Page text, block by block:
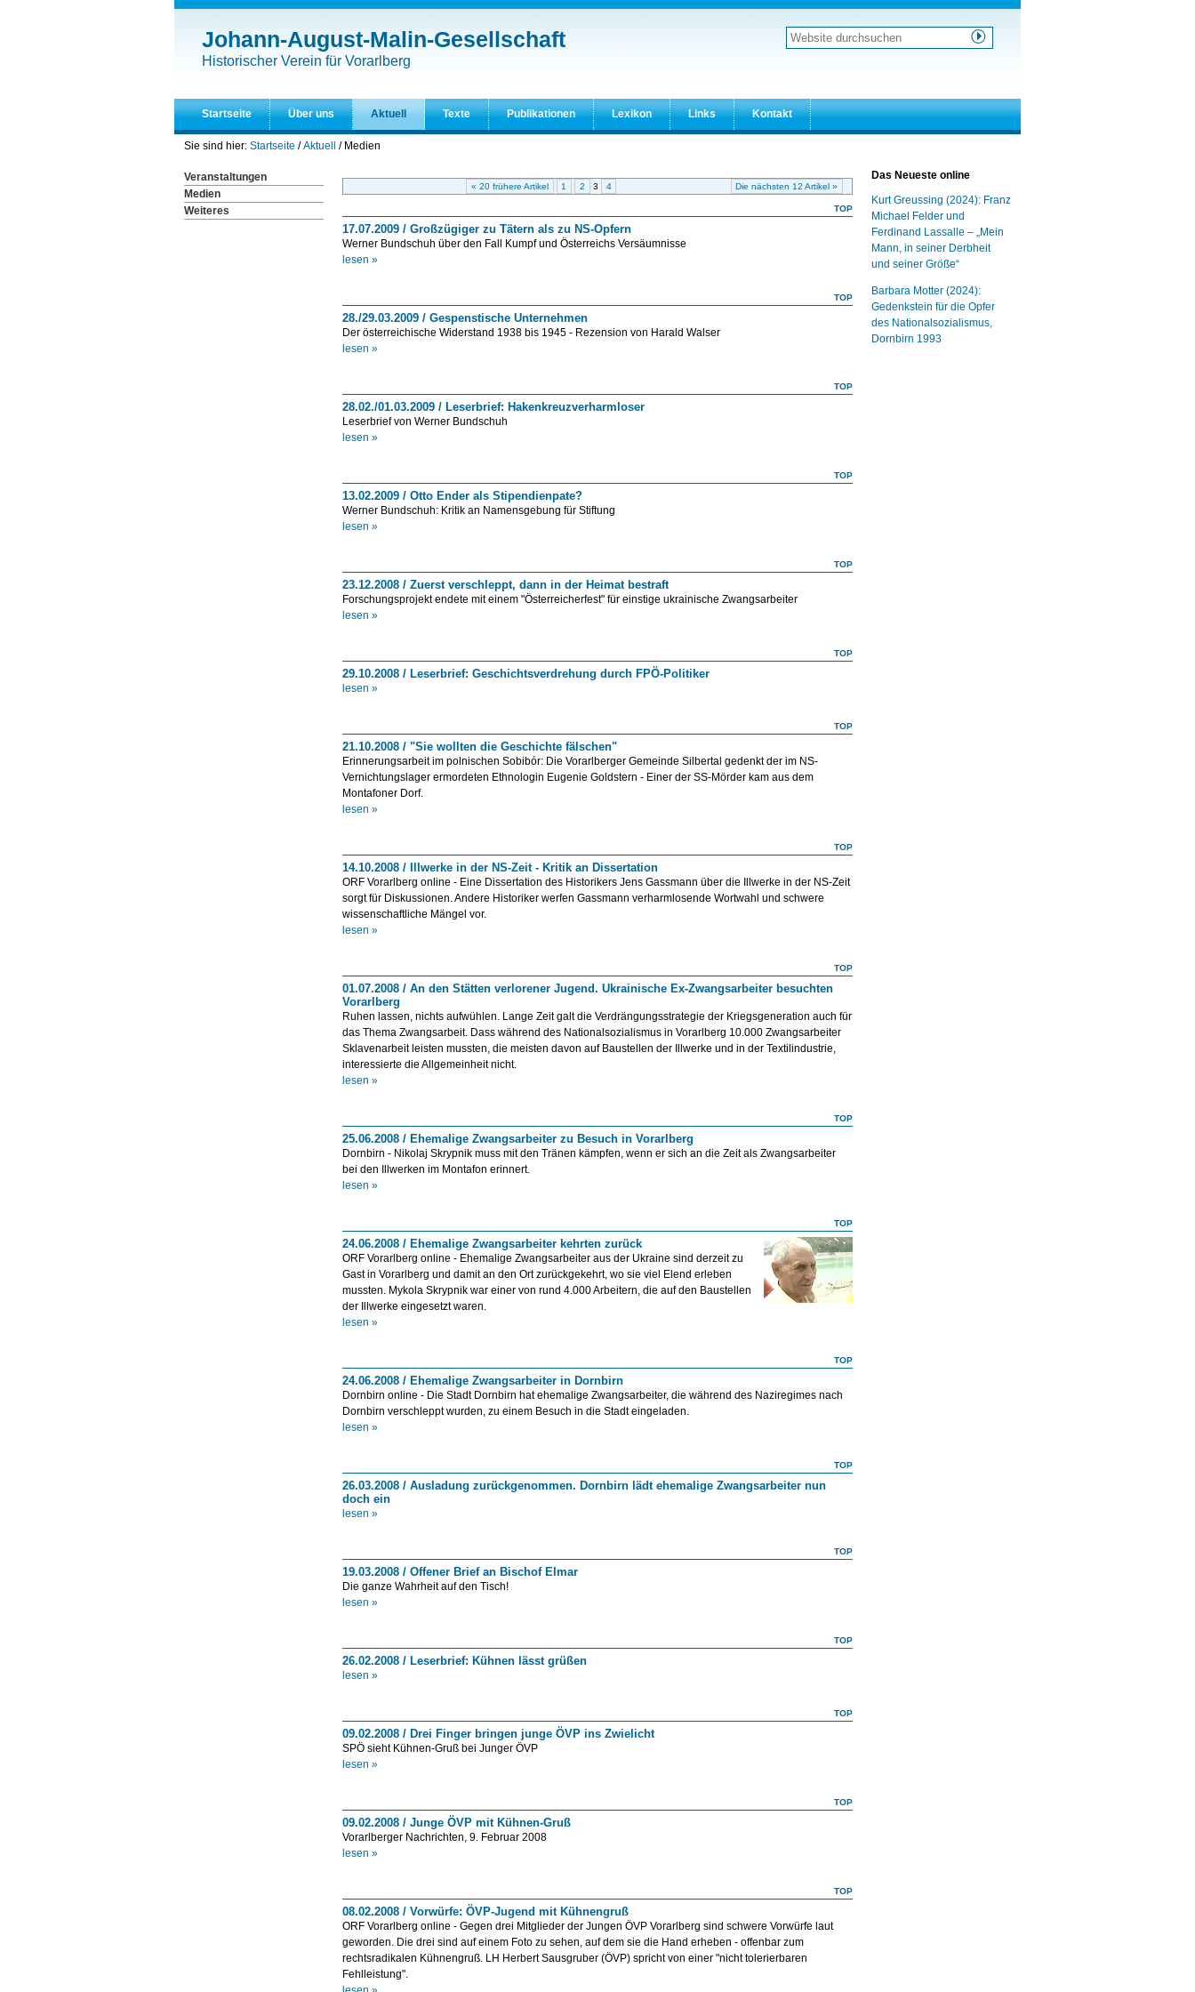
Direkt
Inhalt
Navigation
Website
durchsuchen
Startseite Über uns Aktuell Texte Publikationen Lexikon Links Kontakt
Johann-August-Malin-Gesellschaft
Historischer Verein für Vorarlberg
Benutzerspezifische
Sie sind hier: Startseite /Aktuell / Medien
« 20 frühere Artikel Die nächsten 12 Artikel »
1 2 3 4
17.07.2009 / Großzügiger zu Tätern als zu NS-Opfern
Werner Bundschuh über den Fall Kumpf und Österreichs Versäumnisse
lesen »
TOP
28./29.03.2009 / Gespenstische Unternehmen
Der österreichische Widerstand 1938 bis 1945 - Rezension von Harald Walser
lesen »
TOP
28.02./01.03.2009 / Leserbrief: Hakenkreuzverharmloser
Leserbrief von Werner Bundschuh
lesen »
TOP
13.02.2009 / Otto Ender als Stipendienpate?
Werner Bundschuh: Kritik an Namensgebung für Stiftung
lesen »
TOP
23.12.2008 / Zuerst verschleppt, dann in der Heimat bestraft
Forschungsprojekt endete mit einem "Österreicherfest" für einstige ukrainische Zwangsarbeiter
lesen »
TOP
29.10.2008 / Leserbrief: Geschichtsverdrehung durch FPÖ-Politiker
lesen »
TOP
21.10.2008 / "Sie wollten die Geschichte fälschen"
Erinnerungsarbeit im polnischen Sobibór: Die Vorarlberger Gemeinde Silbertal gedenkt der im NS-
Vernichtungslager ermordeten Ethnologin Eugenie Goldstern - Einer der SS-Mörder kam aus dem
Montafoner Dorf.
lesen »
TOP
14.10.2008 / Illwerke in der NS-Zeit - Kritik an Dissertation
ORF Vorarlberg online - Eine Dissertation des Historikers Jens Gassmann über die Illwerke in der NS-Zeit
sorgt für Diskussionen. Andere Historiker werfen Gassmann verharmlosende Wortwahl und schwere
wissenschaftliche Mängel vor.
lesen »
TOP
01.07.2008 / An den Stätten verlorener Jugend. Ukrainische Ex-Zwangsarbeiter besuchten
Vorarlberg
Ruhen lassen, nichts aufwühlen. Lange Zeit galt die Verdrängungsstrategie der Kriegsgeneration auch für
das Thema Zwangsarbeit. Dass während des Nationalsozialismus in Vorarlberg 10.000 Zwangsarbeiter
Sklavenarbeit leisten mussten, die meisten davon auf Baustellen der Illwerke und in der Textilindustrie,
interessierte die Allgemeinheit nicht.
lesen »
TOP
25.06.2008 / Ehemalige Zwangsarbeiter zu Besuch in Vorarlberg
Dornbirn - Nikolaj Skrypnik muss mit den Tränen kämpfen, wenn er sich an die Zeit als Zwangsarbeiter
bei den Illwerken im Montafon erinnert.
lesen »
TOP
24.06.2008 / Ehemalige Zwangsarbeiter kehrten zurück
ORF Vorarlberg online - Ehemalige Zwangsarbeiter aus der Ukraine sind derzeit zu
Gast in Vorarlberg und damit an den Ort zurückgekehrt, wo sie viel Elend erleben
mussten. Mykola Skrypnik war einer von rund 4.000 Arbeitern, die auf den Baustellen
der Illwerke eingesetzt waren.
lesen »
TOP
24.06.2008 / Ehemalige Zwangsarbeiter in Dornbirn
Dornbirn online - Die Stadt Dornbirn hat ehemalige Zwangsarbeiter, die während des Naziregimes nach
Dornbirn verschleppt wurden, zu einem Besuch in die Stadt eingeladen.
lesen »
TOP
26.03.2008 / Ausladung zurückgenommen. Dornbirn lädt ehemalige Zwangsarbeiter nun
doch ein
lesen »
TOP
19.03.2008 / Offener Brief an Bischof Elmar
Die ganze Wahrheit auf den Tisch!
lesen »
TOP
26.02.2008 / Leserbrief: Kühnen lässt grüßen
lesen »
TOP
09.02.2008 / Drei Finger bringen junge ÖVP ins Zwielicht
SPÖ sieht Kühnen-Gruß bei Junger ÖVP
lesen »
TOP
09.02.2008 / Junge ÖVP mit Kühnen-Gruß
Vorarlberger Nachrichten, 9. Februar 2008
lesen »
TOP
08.02.2008 / Vorwürfe: ÖVP-Jugend mit Kühnengruß
ORF Vorarlberg online - Gegen drei Mitglieder der Jungen ÖVP Vorarlberg sind schwere Vorwürfe laut
geworden. Die drei sind auf einem Foto zu sehen, auf dem sie die Hand erheben - offenbar zum
rechtsradikalen Kühnengruß. LH Herbert Sausgruber (ÖVP) spricht von einer "nicht tolerierbaren
Fehlleistung".
TOP
Veranstaltungen
Medien
Weiteres
Das Neueste online
Kurt Greussing (2024): Franz
Michael Felder und
Ferdinand Lassalle – „Mein
Mann, in seiner Derbheit
und seiner Größe“
Barbara Motter (2024):
Gedenkstein für die Opfer
des Nationalsozialismus,
Dornbirn 1993